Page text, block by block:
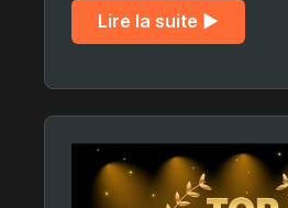
Lire la suite ▶︎